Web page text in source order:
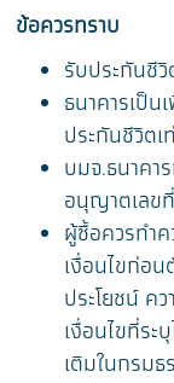
ข้อควรทราบ
รับประกันชี
ธนาคารเป็
ประกันชีวิตเ
บมจ.ธนาคา
อนุญาตเลข
ผู้ซื้อควรทำค
เงื่อนไขก่อ
ประโยชน์ ค
เงื่อนไขที่ระ
เติมในกรมธ